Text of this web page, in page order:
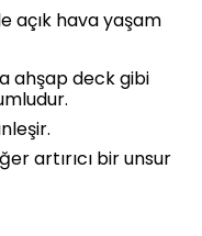
açık hava yaşam
ahşap deck gibi
artırıcı bir unsur